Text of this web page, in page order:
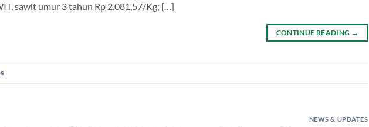
sawit umur 3 tahun Rp 2.081,57/Kg; […]
CONTINUE READING →
NEWS & UPDATES